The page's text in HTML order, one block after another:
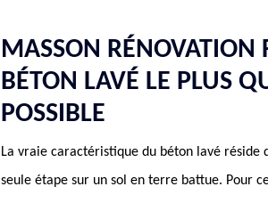
MASSON RÉNOVATION
BÉTON LAVÉ LE PLUS
POSSIBLE
La vraie caractéristique du béton lavé réside
seule étape sur un sol en terre battue. Pour